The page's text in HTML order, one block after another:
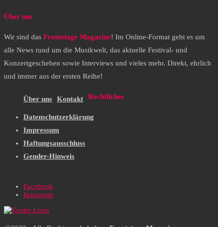
Über uns
Wir sind das Frontstage Magazine! Im Online-Format geht es um
alle News rund um die Musikwelt, das aktuelle Festival- und
Konzertgeschehen sowie Interviews und vieles mehr. Direkt, ehrlich
und immer aus der ersten Reihe!
Über uns Kontakt Rechtliches
Datenschutzerklärung
Impressum
Haftungsausschluss
Gender-Hinweis
Facebook
Instagram